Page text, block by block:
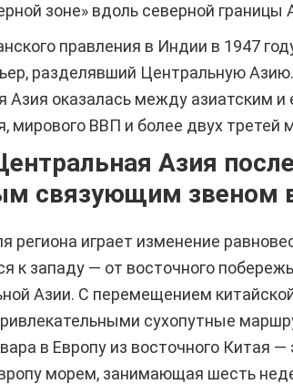
зоне» вдоль северной границы
правления в Индии в 1947
разделявший Центральную
Азия оказалась между азиатским
мирового ВВП и более двух третей
Азия
связующим звеном
играет изменение
к западу — от восточного
Азии. С перемещением
сухопутные
в Европу из восточного Китая
морем, занимающая шесть